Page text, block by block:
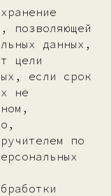
позволяющей
данных,
цели
если срок
не
по